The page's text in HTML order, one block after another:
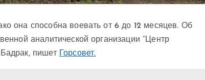
она способна воевать от 6 до 12 месяцев. Об
аналитической организации “Центр
пишет
Горсовет.